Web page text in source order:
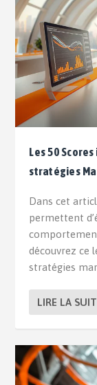
Les 50
stratégies
Dans cet
permettent
découvrez ce
stratégies
LIRE LA